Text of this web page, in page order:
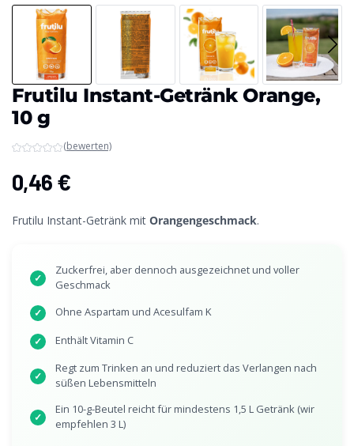
Frutilu Instant-Getränk Orange,
10 g
(bewerten)
0,46 €
Frutilu Instant-Getränk mit Orangengeschmack.
✓
Zuckerfrei, aber dennoch ausgezeichnet und voller
Geschmack
✓ Ohne Aspartam und Acesulfam K
✓ Enthält Vitamin C
✓
Regt zum Trinken an und reduziert das Verlangen nach
süßen Lebensmitteln
✓
Ein 10-g-Beutel reicht für mindestens 1,5 L Getränk (wir
empfehlen 3 L)